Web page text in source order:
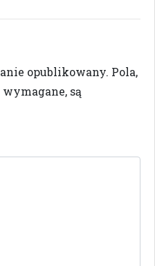
opublikowany. Pola,
są